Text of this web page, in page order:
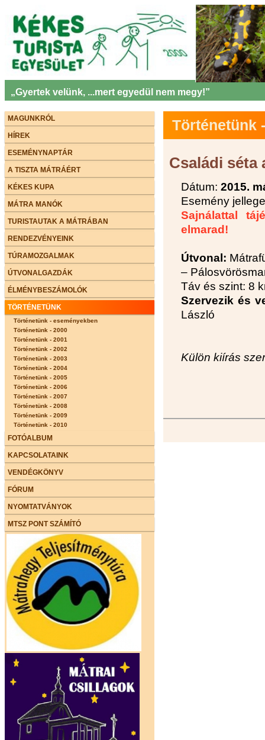
„Gyertek velünk, ...mert egyedül nem megy!”
MAGUNKRÓL
HÍREK
ESEMÉNYNAPTÁR
A TISZTA MÁTRÁÉRT
KÉKES KUPA
MÁTRA MANÓK
TURISTAUTAK A MÁTRÁBAN
RENDEZVÉNYEINK
TÚRAMOZGALMAK
ÚTVONALGAZDÁK
ÉLMÉNYBESZÁMOLÓK
TÖRTÉNETÜNK
Történetünk - eseményekben
Történetünk - 2000
Történetünk - 2001
Történetünk - 2002
Történetünk - 2003
Történetünk - 2004
Történetünk - 2005
Történetünk - 2006
Történetünk - 2007
Történetünk - 2008
Történetünk - 2009
Történetünk - 2010
FOTÓALBUM
KAPCSOLATAINK
VENDÉGKÖNYV
FÓRUM
NYOMTATVÁNYOK
MTSZ PONT SZÁMÍTÓ
Történetünk
Családi séta
Dátum: 2015.
Esemény
Sajnálattal
elmarad!
Útvonal:
–
Táv és szint: 8
Szervezik és
László
Külön kiírás